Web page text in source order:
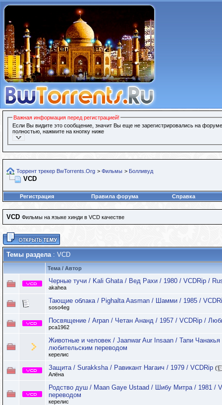
Важная информация перед регистрацией!
Если Вы видите это сообщение, значит Вы еще не зарегистрировались на
полностью, нажмите на кнопку ниже
Торрент трекер BwTorrents.Org > Фильмы > Болливуд
VCD
Регистрация Правила форума Справка
VCD Фильмы на языке хинди в VCD качестве
Темы раздела: VCD
Тема / Автор
Черные тучи / Kali Ghata / Вед Рахи / 1980 / VCDRip /
akahea
Тающие облака / Pighalta Aasman / Шамми / 1985 /
soso4eg
Посвящение / Arpan / Четан Ананд / 1957 / VCDRip /
pca1962
Животные и человек / Jaanwar Aur Insaan / Тапи
любительским переводом
керелис
Защита / Surakksha / Равикант Нагаич / 1979 / VCDRip (
Алёна
Родство душ / Maan Gaye Ustaad / Шибу Митра / 1981 /
переводом
керелис